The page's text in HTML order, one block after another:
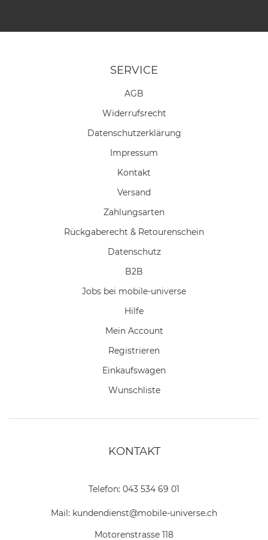
SERVICE
AGB
Widerrufs­recht
Daten­schutz­erklärung
Impressum
Kontakt
Versand
Zahlungsarten
Rückgaberecht & Retourenschein
Datenschutz
B2B
Jobs bei mobile-universe
Hilfe
Mein Account
Registrieren
Einkaufswagen
Wunschliste
KONTAKT
Telefon: 043 534 69 01
Mail: kundendienst@mobile-universe.ch
Motorenstrasse 118